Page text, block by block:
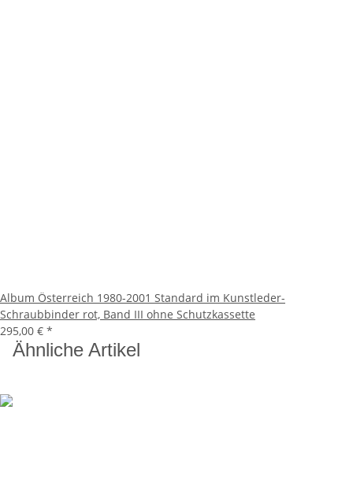
Album Österreich 1980-2001 Standard im Kunstleder-
Schraubbinder rot, Band III ohne Schutzkassette
295,00 € *
Ähnliche Artikel